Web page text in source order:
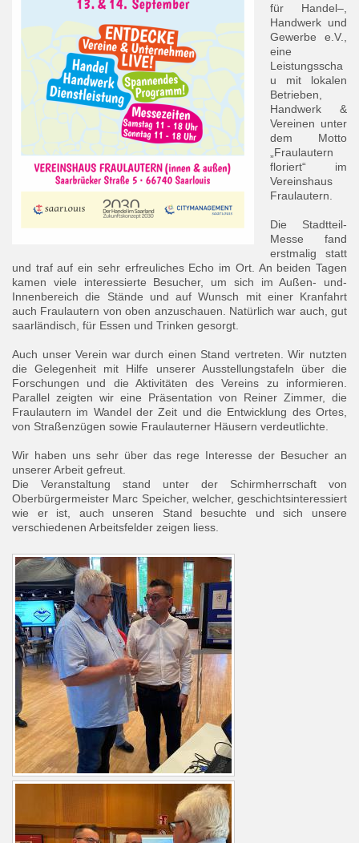
für Handel–,
Handwerk und
Gewerbe e.V.,
eine
Leistungsscha
u mit lokalen
Betrieben,
Handwerk &
Vereinen unter
dem Motto
„Fraulautern
floriert“ im
Vereinshaus
Fraulautern.
Die Stadtteil-
Messe fand
erstmalig statt
und traf auf ein sehr erfreuliches Echo im Ort. An beiden Tagen
kamen viele interessierte Besucher, um sich im Außen- und-
Innenbereich die Stände und auf Wunsch mit einer Kranfahrt
auch Fraulautern von oben anzuschauen. Natürlich war auch, gut
saarländisch, für Essen und Trinken gesorgt.
Auch unser Verein war durch einen Stand vertreten. Wir nutzten
die Gelegenheit mit Hilfe unserer Ausstellungstafeln über die
Forschungen und die Aktivitäten des Vereins zu informieren.
Parallel zeigten wir eine Präsentation von Reiner Zimmer, die
Fraulautern im Wandel der Zeit und die Entwicklung des Ortes,
von Straßenzügen sowie Fraulauterner Häusern verdeutlichte.
Wir haben uns sehr über das rege Interesse der Besucher an
unserer Arbeit gefreut.
Die Veranstaltung stand unter der Schirmherrschaft von
Oberbürgermeister Marc Speicher, welcher, geschichtsinteressiert
wie er ist, auch unseren Stand besuchte und sich unsere
verschiedenen Arbeitsfelder zeigen liess.